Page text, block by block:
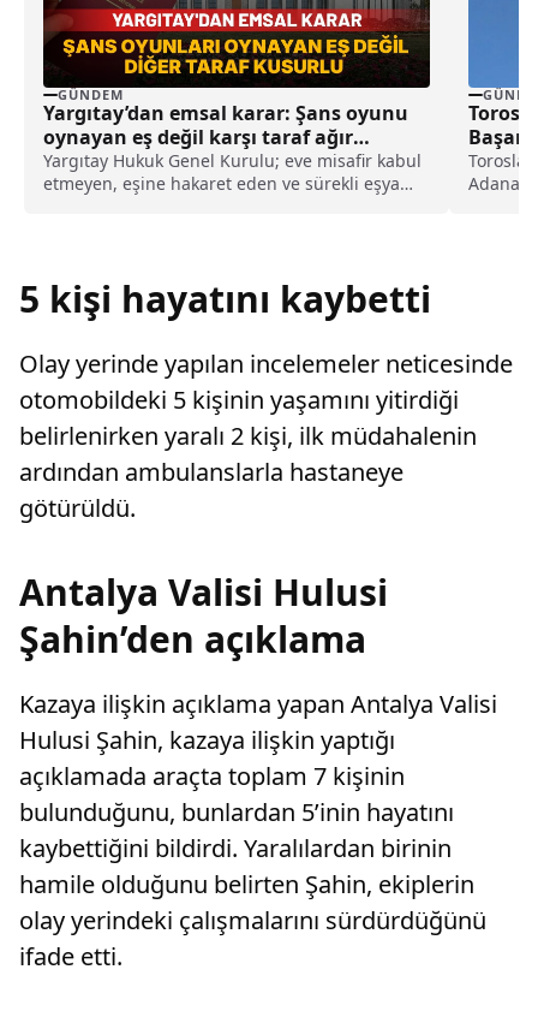
GÜNDEM
Yargıtay’dan emsal karar: Şans oyunu
oynayan eş değil karşı taraf ağır
kusurlu sayıldı
Yargıtay Hukuk Genel Kurulu; eve misafir kabul
etmeyen, eşine hakaret eden ve sürekli eşya
Toroslar
Adana,
5 kişi hayatını kaybetti
Olay yerinde yapılan incelemeler neticesinde
otomobildeki 5 kişinin yaşamını yitirdiği
belirlenirken yaralı 2 kişi, ilk müdahalenin
ardından ambulanslarla hastaneye
götürüldü.
Antalya Valisi Hulusi
Şahin’den açıklama
Kazaya ilişkin açıklama yapan Antalya Valisi
Hulusi Şahin, kazaya ilişkin yaptığı
açıklamada araçta toplam 7 kişinin
bulunduğunu, bunlardan 5’inin hayatını
kaybettiğini bildirdi. Yaralılardan birinin
hamile olduğunu belirten Şahin, ekiplerin
olay yerindeki çalışmalarını sürdürdüğünü
ifade etti.